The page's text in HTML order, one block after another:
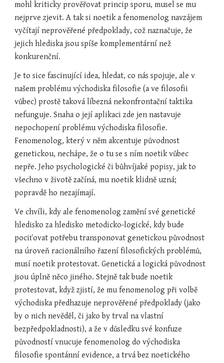
mohl kriticky prověřovat princip sporu, musel se mu
nejprve zjevit. A tak si noetik a fenomenolog navzájem
vyčítají neprověřené předpoklady, což naznačuje, že
jejich hlediska jsou spíše komplementární než
konkurenční.
Je to sice fascinující idea, hledat, co nás spojuje, ale v
našem problému východiska filosofie (a ve filosofii
vůbec) prostě taková líbezná nekonfrontační taktika
nefunguje. Snaha o její aplikaci zde jen nastavuje
nepochopení problému východiska filosofie.
Fenomenolog, který v něm akcentuje původnost
genetickou, nechápe, že o tu se s ním noetik vůbec
nepře. Jeho psychologické či bůhvíjaké popisy, jak to
všechno v životě začíná, mu noetik klidně uzná;
popravdě ho nezajímají.
Ve chvíli, kdy ale fenomenolog zamění své genetické
hledisko za hledisko metodicko-logické, kdy bude
pociťovat potřebu transponovat genetickou původnost
na úroveň racionálního řazení filosofických problémů,
musí noetik protestovat. Genetická a logická původnost
jsou úplně něco jiného. Stejně tak bude noetik
protestovat, když zjistí, že mu fenomenolog při volbě
východiska předhazuje neprověřené předpoklady (jako
by o nich nevěděl, či jako by trval na vlastní
bezpředpokladnosti), a že v důsledku své konfuze
původností vnucuje fenomenolog do východiska
filosofie spontánní evidence, a trvá bez noetického